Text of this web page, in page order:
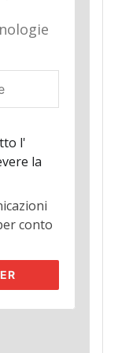
l'
la
conto